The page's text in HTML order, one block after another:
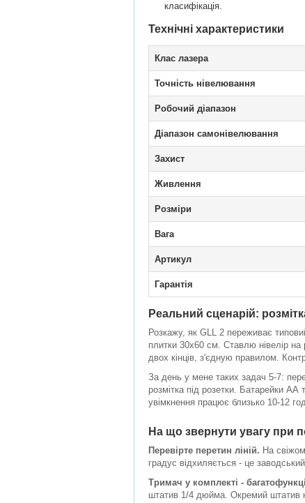
класифікація.
Технічні характеристики
Клас лазера
Точність нівелювання
Робочий діапазон
Діапазон самонівелювання
Захист
Живлення
Розміри
Вага
Артикул
Гарантія
Реальний сценарій:
Розкажу, як GLL 2 переживає
плитки 30х60 см. Ставлю нівелір на
двох кінців, з'єдную правилом.
За день у мене таких задач 5-7:
розмітка під розетки. Батарейки
увімкнення працює близько 10-12
На що звернути увагу при
Перевірте перетин ліній. На
градус відхиляється - це
Тримач у комплекті -
штатив 1/4 дюйма. Окремий штатив